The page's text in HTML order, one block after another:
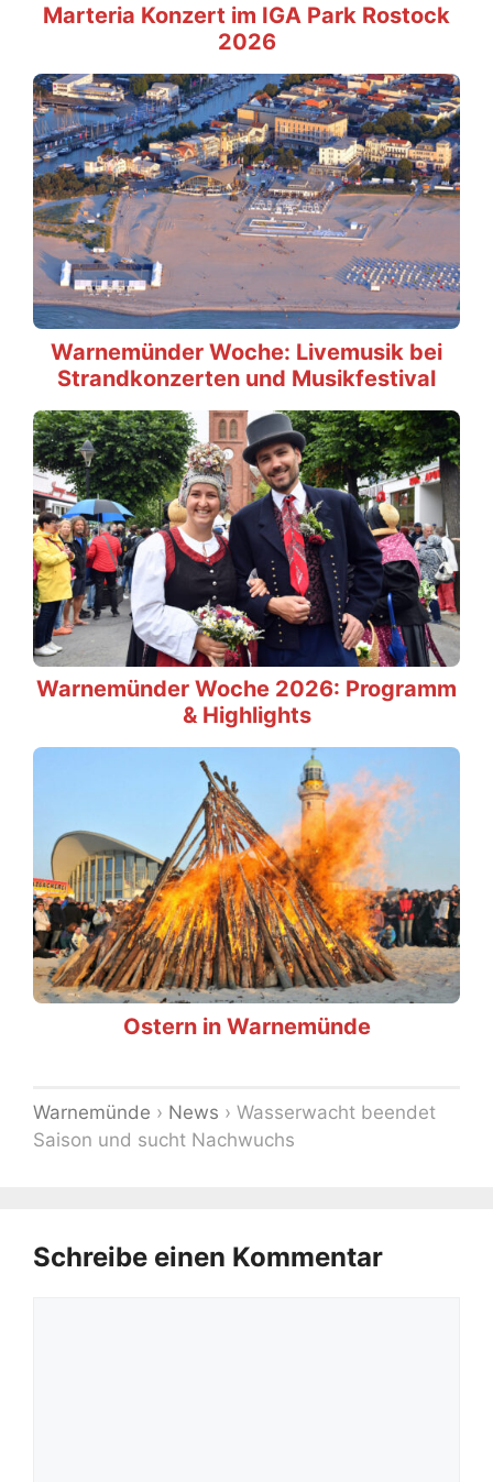
Marteria Konzert im IGA Park Rostock
2026
Warnemünder Woche: Livemusik bei
Strandkonzerten und Musikfestival
Warnemünder Woche 2026: Programm
& Highlights
Ostern in Warnemünde
Warnemünde › News › Wasserwacht beendet
Saison und sucht Nachwuchs
Schreibe einen Kommentar